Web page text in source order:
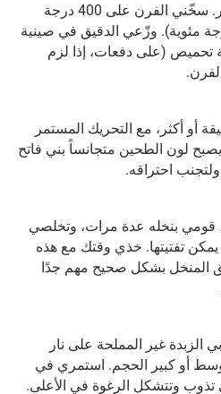
ينخل الدقيق ويحمّر. سخّني الفرن على 400 درجة
(200 درجة مئوية). وزّعي الدقيق في صينية
تحميص (على دفعات، إذا لزم
لمدة 30 دقيقة أو أكثر، مع التحريك المستمر
يصبح لون الطحين متجانساً بني فاتح
احتراقه.
قومي بنخله عدة مرات، وتخلصي
يمكن تفتيتها. خذي وقتك مع هذه
المنخل بشكل صحيح مهم جدًا
الزبدة غير المملحة على نار
أو كبير الحجم. استمري في
تذوب وتتشكل الرغوة في الأعلى.